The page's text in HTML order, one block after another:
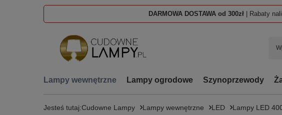
DARMOWA DOSTAWA od 300zł | Rabaty
Lampy wewnętrzne Lampy ogrodowe Szynoprzewody
Jesteś tutaj:Cudowne Lampy Lampy wewnętrzne LED Lampy LED